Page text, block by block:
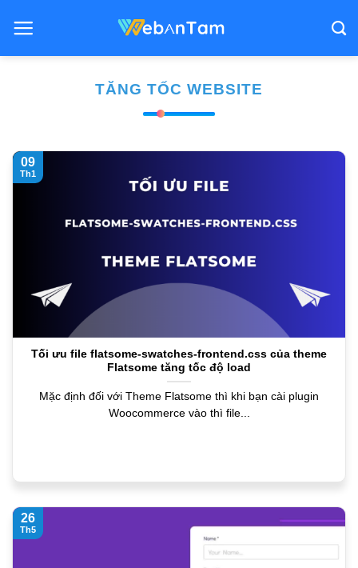
qua
TĂNG TỐC WEBSITE
Tối ưu file flatsome-swatches-frontend.css của theme
Flatsome tăng tốc độ load
Mặc định đối với Theme Flatsome thì khi bạn cài plugin
Woocommerce vào thì file...
09
Th1
26
Th5